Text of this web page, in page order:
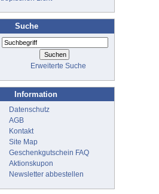
Suche
Erweiterte Suche
Information
Datenschutz
AGB
Kontakt
Site Map
Geschenkgutschein FAQ
Aktionskupon
Newsletter abbestellen